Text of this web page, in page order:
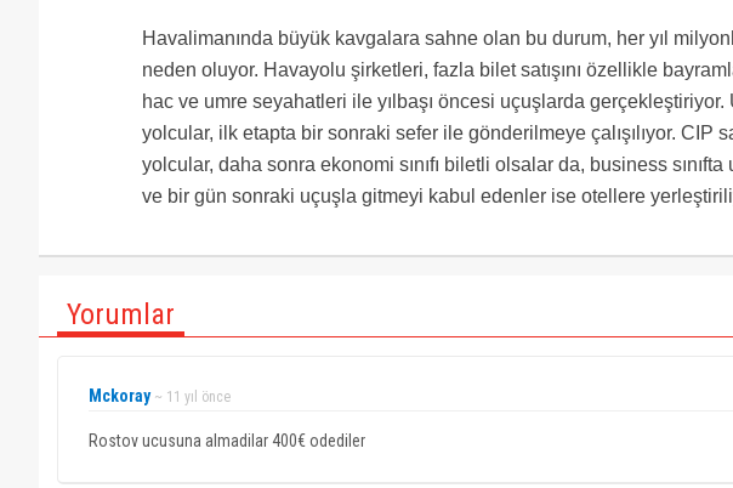
Havalimanında büyük kavgalara sahne olan bu durum, her yıl
neden oluyor. Havayolu şirketleri, fazla bilet satışını özellikle
hac ve umre seyahatleri ile yılbaşı öncesi uçuşlarda
yolcular, ilk etapta bir sonraki sefer ile gönderilmeye çalışılıyor. CIP
yolcular, daha sonra ekonomi sınıfı biletli olsalar da, business
ve bir gün sonraki uçuşla gitmeyi kabul edenler ise otellere
Yorumlar
Mckoray ~ 11 yıl önce
Rostov ucusuna almadilar 400€ odediler